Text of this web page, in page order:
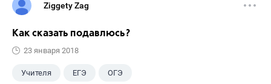
Ziggety Zag
Как сказать подавлюсь?
23 января 2018
Учителя ЕГЭ ОГЭ